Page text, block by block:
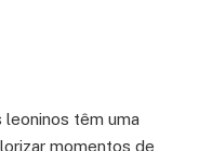
leoninos têm uma
momentos de